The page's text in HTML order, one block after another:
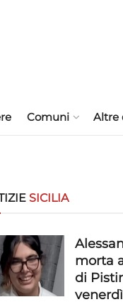
Comuni Altre
SICILIA
morta
di